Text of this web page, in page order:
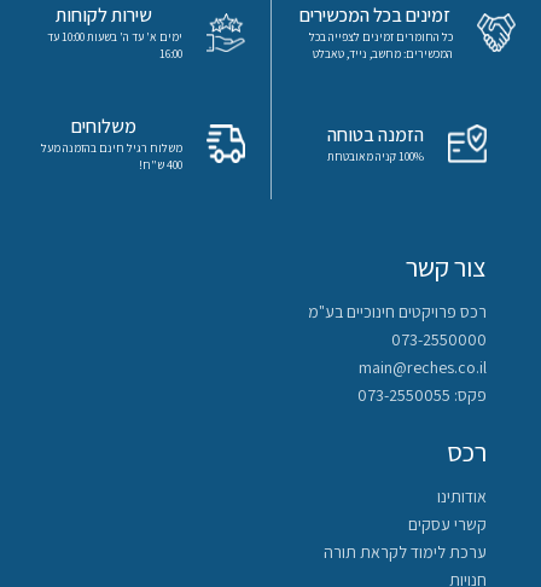
זמינים בכל המכשירים
כל החומרים זמינים לצפייה בכל
המכשירים: מחשב, נייד, טאבלט
שירות לקוחות
ימים א' עד ה' בשעות 10:00 עד
16:00
הזמנה בטוחה
100% קניה מאובטחת
משלוחים
משלוח רגיל חינם בהזמנה מעל
400 ש"ח!
צור קשר
רכס פרויקטים חינוכיים בע"מ
073-2550000
main@reches.co.il
פקס: 073-2550055
רכס
אודותינו
קשרי עסקים
ערכת לימוד לקראת תורה
חנויות